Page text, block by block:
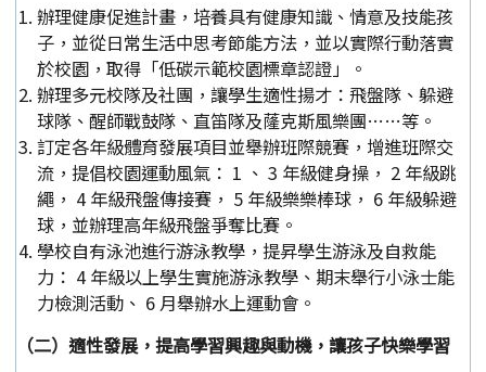
辦理健康促進計畫，培養具有健康知識、情意及技能孩
子，並從日常生活中思考節能方法，並以實際行動落實
於校園，取得「低碳示範校園標章認證」。
辦理多元校隊及社團，讓學生適性揚才：飛盤隊、躲避
球隊、醒師戰鼓隊、直笛隊及蕯克斯風樂團……等。
訂定各年級體育發展項目並舉辦班際競賽，增進班際交
流，提倡校園運動風氣： 1 、 3 年級健身操， 2 年級跳
繩， 4 年級飛盤傳接賽， 5 年級樂樂棒球， 6 年級躲避
球，並辦理高年級飛盤爭奪比賽。
學校自有泳池進行游泳教學，提昇學生游泳及自救能
力： 4 年級以上學生實施游泳教學、期末舉行小泳士能
力檢測活動、 6 月舉辦水上運動會。
（二）適性發展，提高學習興趣與動機，讓孩子快樂學習